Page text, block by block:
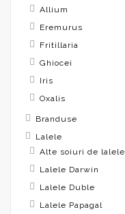
Allium
Eremurus
Fritillaria
Ghiocei
Iris
Oxalis
Branduse
Lalele
Alte soiuri de lalele
Lalele Darwin
Lalele Duble
Lalele Papagal